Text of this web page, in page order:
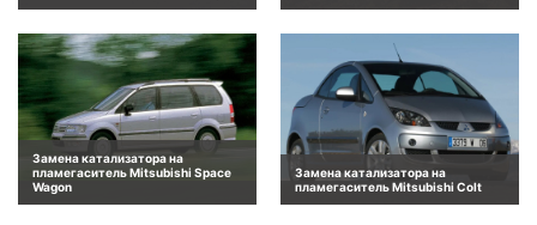
Замена катализатора на
пламегаситель Mitsubishi Space
Wagon
Замена катализатора на
пламегаситель Mitsubishi Colt